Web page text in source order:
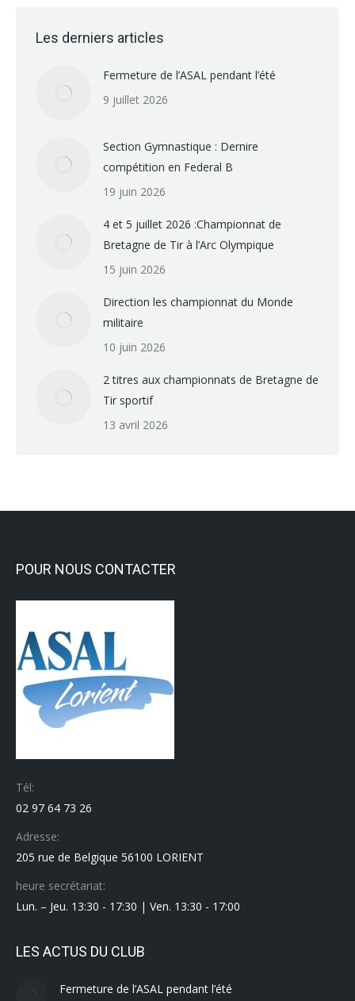
Les derniers articles
Fermeture de l’ASAL pendant l’été
9 juillet 2026
Section Gymnastique : Dernire
compétition en Federal B
19 juin 2026
4 et 5 juillet 2026 :Championnat de
Bretagne de Tir à l’Arc Olympique
15 juin 2026
Direction les championnat du Monde
militaire
10 juin 2026
2 titres aux championnats de Bretagne de
Tir sportif
13 avril 2026
POUR NOUS CONTACTER
Tél:
02 97 64 73 26
Adresse:
205 rue de Belgique 56100 LORIENT
heure secrétariat:
Lun. – Jeu. 13:30 - 17:30 | Ven. 13:30 - 17:00
LES ACTUS DU CLUB
Fermeture de l’ASAL pendant l’été